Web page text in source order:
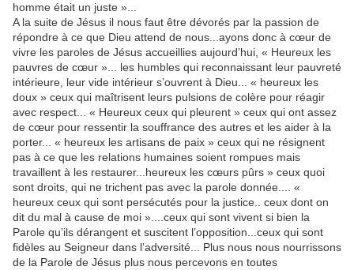
homme était un juste »...
A la suite de Jésus il nous faut être dévorés par la passion de
répondre à ce que Dieu attend de nous...ayons donc à cœur de
vivre les paroles de Jésus accueillies aujourd’hui, « Heureux les
pauvres de cœur »... les humbles qui reconnaissant leur pauvreté
intérieure, leur vide intérieur s’ouvrent à Dieu... « heureux les
doux » ceux qui maîtrisent leurs pulsions de colère pour réagir
avec respect... « Heureux ceux qui pleurent » ceux qui ont assez
de cœur pour ressentir la souffrance des autres et les aider à la
porter... « heureux les artisans de paix » ceux qui ne résignent
pas à ce que les relations humaines soient rompues mais
travaillent à les restaurer...heureux les cœurs pûrs » ceux quoi
sont droits, qui ne trichent pas avec la parole donnée.... «
heureux ceux qui sont persécutés pour la justice.. ceux dont on
dit du mal à cause de moi »....ceux qui sont vivent si bien la
Parole qu’ils dérangent et suscitent l’opposition...ceux qui sont
fidèles au Seigneur dans l’adversité... Plus nous nous nourrissons
de la Parole de Jésus plus nous percevons en toutes